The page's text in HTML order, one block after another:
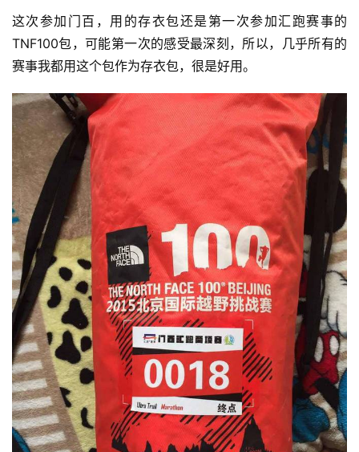
这次参加门百，用的存衣包还是第一次参加汇跑赛事的
TNF100包，可能第一次的感受最深刻，所以，几乎所有的
赛事我都用这个包作为存衣包，很是好用。